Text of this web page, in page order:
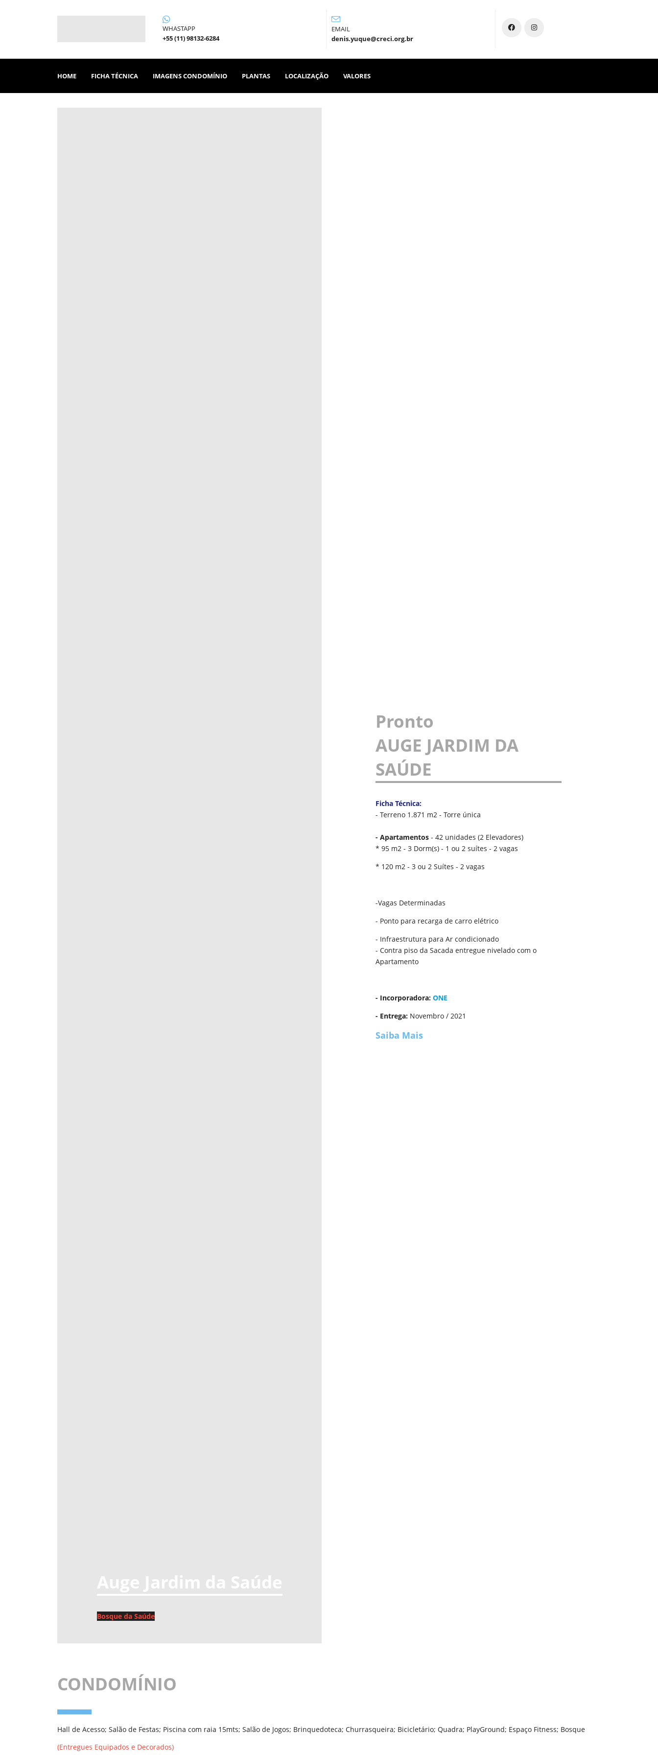
WHASTAPP
+55 (11) 98132-6284
EMAIL
denis.yuque@creci.org.br
HOME FICHA TÉCNICA IMAGENS CONDOMÍNIO PLANTAS LOCALIZAÇÃO VALORES
Auge Jardim da Saúde
Bosque da Saúde
Pronto
AUGE JARDIM DA
SAÚDE
Ficha Técnica:
- Terreno 1.871 m2 - Torre única
- Apartamentos - 42 unidades (2 Elevadores)
* 95 m2 - 3 Dorm(s) - 1 ou 2 suítes - 2 vagas
* 120 m2 - 3 ou 2 Suítes - 2 vagas
-Vagas Determinadas
- Ponto para recarga de carro elétrico
- Infraestrutura para Ar condicionado
- Contra piso da Sacada entregue nivelado com o
Apartamento
- Incorporadora: ONE
- Entrega: Novembro / 2021
Saiba Mais
CONDOMÍNIO
Hall de Acesso; Salão de Festas; Piscina com raia 15mts; Salão de Jogos; Brinquedoteca; Churrasqueira; Bicicletário; Quadra; PlayGround; Espaço Fitness; Bosque
(Entregues Equipados e Decorados)